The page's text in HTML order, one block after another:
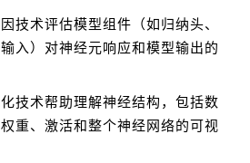
技术评估模型组件（如归纳头、
入）对神经元响应和模型输出的
技术帮助理解神经结构，包括数
重、激活和整个神经网络的可视